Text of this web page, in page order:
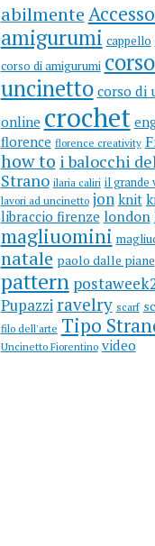
abilmente
amigurumi cappello
corso di amigurumi
uncinetto corso di
online crochet
florence florence creativity
how to i balocchi
Strano ilaria caliri il grande
lavori ad uncinetto jon knit
libraccio firenze london
magliuomini
natale paolo dalle piane
pattern
Pupazziravelry scarf
filo dell'arte Tipo
Uncinetto Fiorentino video